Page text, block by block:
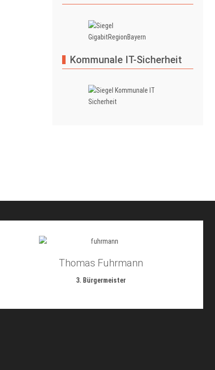
Kommunale IT-Sicherheit
Thomas Fuhrmann
3. Bürgermeister